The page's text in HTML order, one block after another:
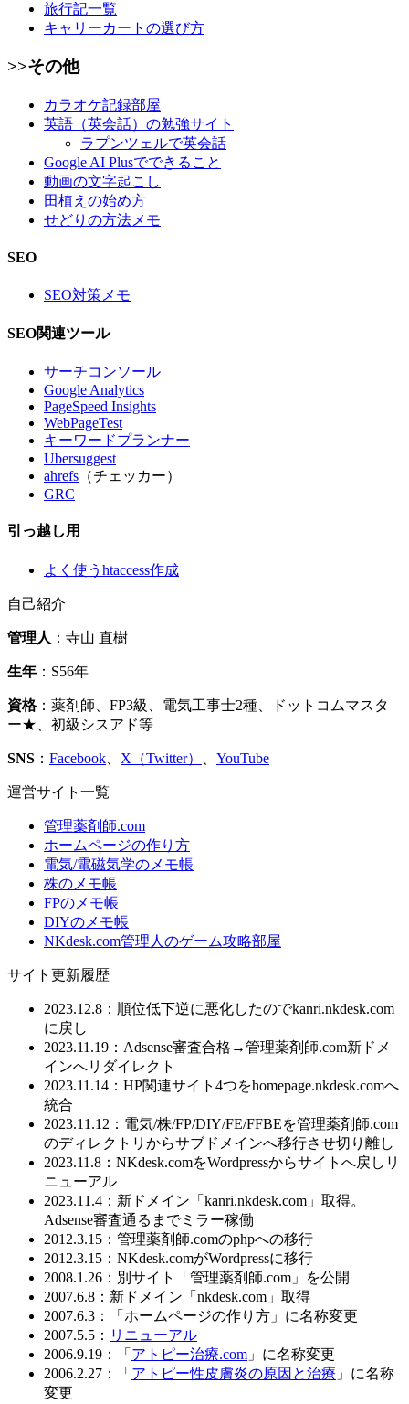
旅行記一覧
キャリーカートの選び方
>>その他
カラオケ記録部屋
英語（英会話）の勉強サイト
ラプンツェルで英会話
Google AI Plusでできること
動画の文字起こし
田植えの始め方
せどりの方法メモ
SEO
SEO対策メモ
SEO関連ツール
サーチコンソール
Google Analytics
PageSpeed Insights
WebPageTest
キーワードプランナー
Ubersuggest
ahrefs （チェッカー）
GRC
引っ越し用
よく使うhtaccess作成
自己紹介
管理人 ：寺山 直樹
生年 ：S56年
資格：薬剤師、FP3級、電気工事士2種、ドットコムマスタ
ー★、初級シスアド等
SNS ： Facebook X（Twitter） YouTube
運営サイト一覧
管理薬剤師.com
ホームページの作り方
電気/電磁気学のメモ帳
株のメモ帳
FPのメモ帳
DIYのメモ帳
NKdesk.com管理人のゲーム攻略部屋
サイト更新履歴
2023.12.8：順位低下逆に悪化したのでkanri.nkdesk.com
に戻し
2023.11.19：Adsense審査合格→管理薬剤師.com新ドメ
インへリダイレクト
2023.11.14：HP関連サイト4つをhomepage.nkdesk.comへ
統合
2023.11.12：電気/株/FP/DIY/FE/FFBEを管理薬剤師.com
のディレクトリからサブドメインへ移行させ切り離し
2023.11.8：NKdesk.comをWordpressからサイトへ戻しリ
ニューアル
2023.11.4：新ドメイン「kanri.nkdesk.com」取得。
Adsense審査通るまでミラー稼働
2012.3.15：管理薬剤師.comのphpへの移行
2012.3.15：NKdesk.comがWordpressに移行
2008.1.26：別サイト「管理薬剤師.com」を公開
2007.6.8：新ドメイン「nkdesk.com」取得
2007.6.3：「ホームページの作り方」に名称変更
2007.5.5： リニューアル
2006.9.19：「 アトピー治療.com 」に名称変更
2006.2.27：「 アトピー性皮膚炎の原因と治療 」に名称
変更